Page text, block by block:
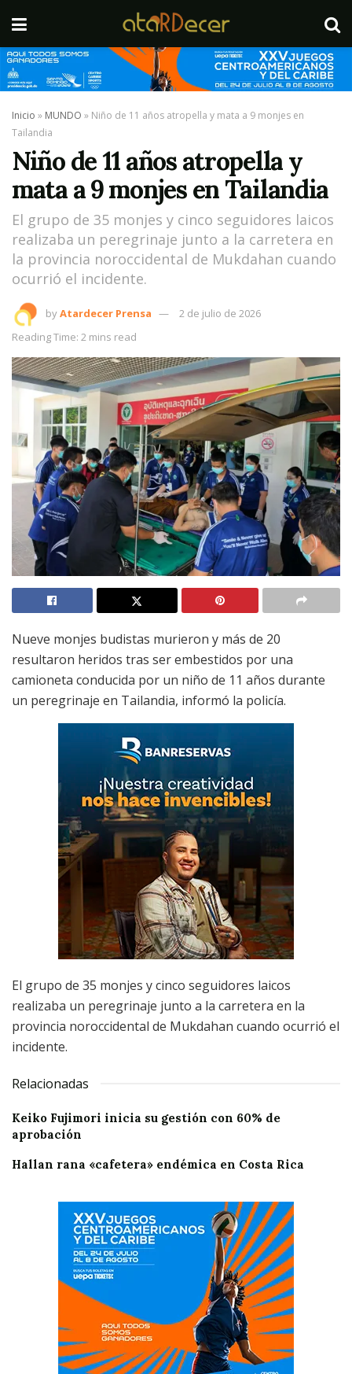
Inicio » MUNDO » Niño de 11 años atropella y mata a 9 monjes en
Tailandia
Niño de 11 años atropella y
mata a 9 monjes en Tailandia
El grupo de 35 monjes y cinco seguidores laicos
realizaba un peregrinaje junto a la carretera en
la provincia noroccidental de Mukdahan cuando
ocurrió el incidente.
byAtardecer Prensa
2 de julio de 2026
Reading Time: 2 mins read
Nueve monjes budistas murieron y más de 20
resultaron heridos tras ser embestidos por una
camioneta conducida por un niño de 11 años durante
un peregrinaje en Tailandia, informó la policía.
El grupo de 35 monjes y cinco seguidores laicos
realizaba un peregrinaje junto a la carretera en la
provincia noroccidental de Mukdahan cuando ocurrió el
incidente.
Relacionadas
Keiko Fujimori inicia su gestión con 60% de
aprobación
Hallan rana «cafetera» endémica en Costa Rica